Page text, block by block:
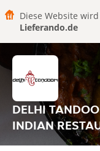
Diese Website
Lieferando.de
DELHI
INDIAN